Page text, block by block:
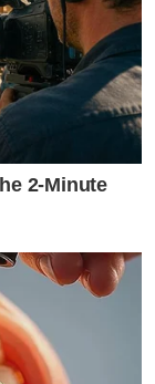
2-Minute